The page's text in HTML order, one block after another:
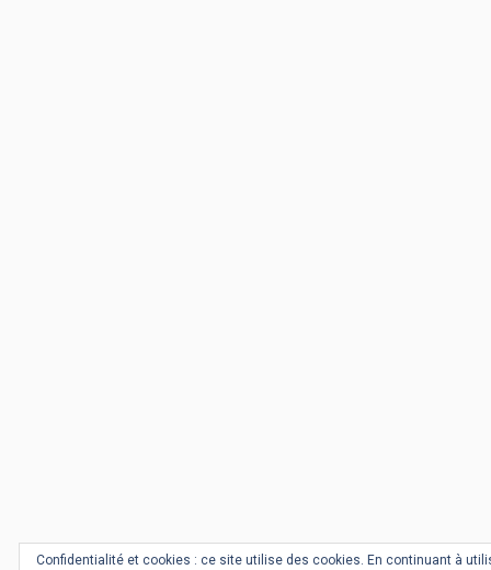
Confidentialité et cookies : ce site utilise des cookies. En continuant à